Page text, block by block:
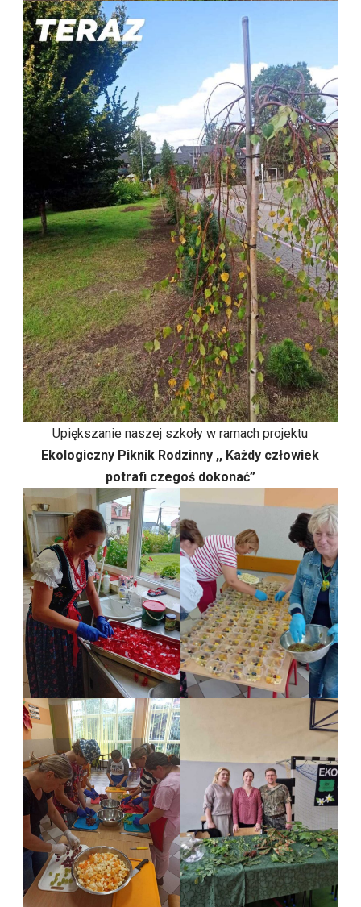
Upiększanie naszej szkoły w ramach projektu
Ekologiczny Piknik Rodzinny ,, Każdy człowiek
potrafi czegoś dokonać”